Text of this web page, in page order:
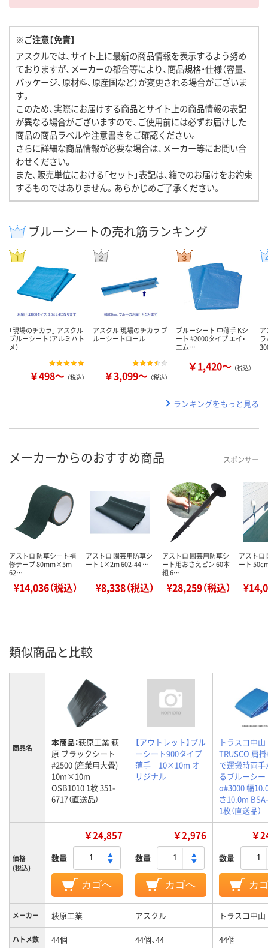
※ご注意【免責】
アスクルでは、サイト上に最新の商品情報を表示するよう努め
ておりますが、メーカーの都合等により、商品規格・仕様（容量、
パッケージ、原材料、原産国など）が変更される場合がございま
す。
このため、実際にお届けする商品とサイト上の商品情報の表記
が異なる場合がございますので、ご使用前には必ずお届けした
商品の商品ラベルや注意書きをご確認ください。
さらに詳細な商品情報が必要な場合は、メーカー等にお問い合
わせください。
また、販売単位における「セット」表記は、箱でのお届けをお約束
するものではありません。あらかじめご了承ください。
ブルーシートの売れ筋ランキング
「現場のチカラ」 アスクル
ブルーシート（アルミハト
メ）
￥498～ （税込）
アスクル 現場のチカラ ブ
ルーシートロール
￥3,099～ （税込）
ブルーシート 中薄手 Kシ
ート #2000タイプ エイ･
エム…
￥1,420～ （税込）
ランキングをもっと見る
メーカーからのおすすめ商品 スポンサー
アストロ 防草シート補
修テープ 80mm×5m
62…
¥14,036（税込）
アストロ 園芸用防草シ
ート 1×2m 602-44 …
¥8,338（税込）
アストロ 園芸用防草シ
ート用おさえピン 60本
組 6…
¥28,259（税込）
アストロ
ート
類似商品と比較
商品名 本商品：萩原工業 萩
原 ブラックシート
#2500 (産業用大畳)
10m×10m
OSB1010 1枚 351-
6717（直送品）
【アウトレット】ブル
ーシート900タイプ
薄手 10×10m オ
リジナル
トラスコ中山
TRUSCO 肩
で運搬時両
るブルーシー
α#3000 幅
さ10.0m
1枚（直送品）
価格
(税込)
￥24,857
数量
カゴへ
￥2,976
数量
カゴへ
￥
数量
カ
メーカー 萩原工業 アスクル トラスコ中山
ハトメ数 44個 44個、44 44個